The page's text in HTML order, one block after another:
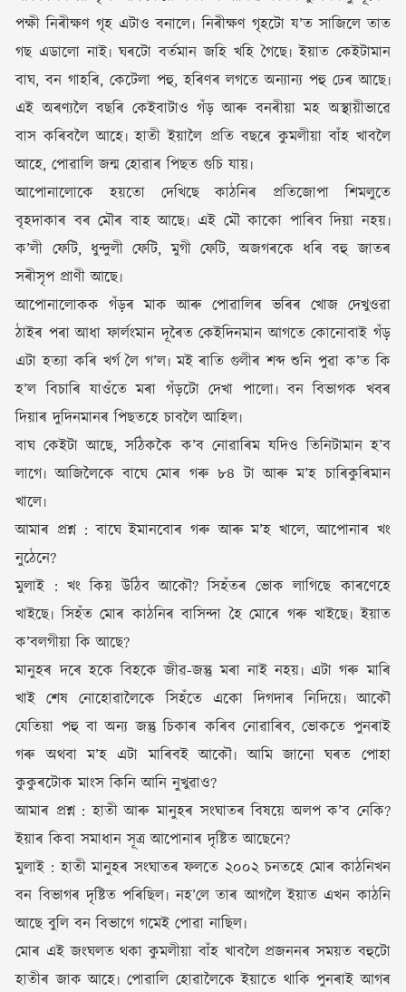
পক্ষী নিৰীক্ষণ গৃহ এটাও বনালে৷ নিৰীক্ষণ গৃহটো য’ত সাজিলে তাত
গছ এডালো নাই৷ ঘৰটো বৰ্তমান জহি খহি গৈছে৷ ইয়াত কেইটামান
বাঘ, বন গাহৰি, কেটেলা পহু, হৰিণৰ লগতে অন্যান্য পহু ঢেৰ আছে৷
এই অৰণ্যলৈ বছৰি কেইবাটাও গঁড় আৰু বনৰীয়া মহ অস্থায়ীভাৱে
বাস কৰিবলৈ আহে৷ হাতী ইয়ালৈ প্ৰতি বছৰে কুমলীয়া বাঁহ খাবলৈ
আহে, পোৱালি জন্ম হোৱাৰ পিছত গুচি যায়৷
আপোনালোকে হয়তো দেখিছে কাঠনিৰ প্ৰতিজোপা শিমলুতে
বৃহদাকাৰ বৰ মৌৰ বাহ আছে৷ এই মৌ কাকো পাৰিব দিয়া নহয়৷
ক’লী ফেটি, ধুন্দুলী ফেটি, মুগী ফেটি, অজগৰকে ধৰি বহু জাতৰ
সৰীসৃপ প্ৰাণী আছে৷
আপোনালোকক গঁড়ৰ মাক আৰু পোৱালিৰ ভৰিৰ খোজ দেখুওৱা
ঠাইৰ পৰা আধা ফাৰ্লংমান দূৰৈত কেইদিনমান আগতে কোনোবাই গঁড়
এটা হত্যা কৰি খৰ্গ লৈ গ’ল৷ মই ৰাতি গুলীৰ শব্দ শুনি পুৱা ক’ত কি
হ’ল বিচাৰি যাওঁতে মৰা গঁড়টো দেখা পালো৷ বন বিভাগক খবৰ
দিয়াৰ দুদিনমানৰ পিছতহে চাবলৈ আহিল৷
বাঘ কেইটা আছে, সঠিককৈ ক’ব নোৱাৰিম যদিও তিনিটামান হ’ব
লাগে৷ আজিলৈকে বাঘে মোৰ গৰু ৮৪ টা আৰু ম’হ চাৰিকুৰিমান
খালে৷
আমাৰ প্ৰশ্ন : বাঘে ইমানবোৰ গৰু আৰু ম’হ খালে, আপোনাৰ খং
নুঠেনে?
মুলাই : খং কিয় উঠিব আকৌ? সিহঁতৰ ভোক লাগিছে কাৰণেহে
খাইছে৷ সিহঁত মোৰ কাঠনিৰ বাসিন্দা হৈ মোৰে গৰু খাইছে৷ ইয়াত
ক’বলগীয়া কি আছে?
মানুহৰ দৰে হকে বিহকে জীৱ-জন্তু মৰা নাই নহয়৷ এটা গৰু মাৰি
খাই শেষ নোহোৱালৈকে সিহঁতে একো দিগদাৰ নিদিয়ে৷ আকৌ
যেতিয়া পহু বা অন্য জন্তু চিকাৰ কৰিব নোৱাৰিব, ভোকতে পুনৰাই
গৰু অথবা ম’হ এটা মাৰিবই আকৌ৷ আমি জানো ঘৰত পোহা
কুকুৰটোক মাংস কিনি আনি নুখুৱাও?
আমাৰ প্ৰশ্ন : হাতী আৰু মানুহৰ সংঘাতৰ বিষয়ে অলপ ক’ব নেকি?
ইয়াৰ কিবা সমাধান সূত্ৰ আপোনাৰ দৃষ্টিত আছেনে?
মুলাই : হাতী মানুহৰ সংঘাতৰ ফলতে ২০০২ চনতহে মোৰ কাঠনিখন
বন বিভাগৰ দৃষ্টিত পৰিছিল৷ নহ’লে তাৰ আগলৈ ইয়াত এখন কাঠনি
আছে বুলি বন বিভাগে গমেই পোৱা নাছিল৷
মোৰ এই জংঘলত থকা কুমলীয়া বাঁহ খাবলৈ প্ৰজননৰ সময়ত বহুটো
হাতীৰ জাক আহে৷ পোৱালি হোৱালৈকে ইয়াতে থাকি পুনৰাই আগৰ